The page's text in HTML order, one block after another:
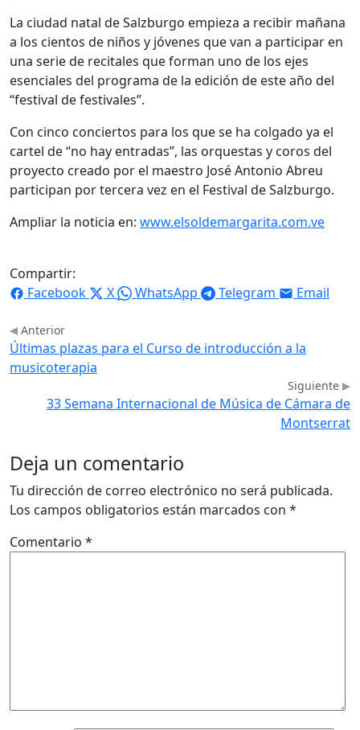
La ciudad natal de Salzburgo empieza a recibir mañana
a los cientos de niños y jóvenes que van a participar en
una serie de recitales que forman uno de los ejes
esenciales del programa de la edición de este año del
“festival de festivales”.
Con cinco conciertos para los que se ha colgado ya el
cartel de “no hay entradas”, las orquestas y coros del
proyecto creado por el maestro José Antonio Abreu
participan por tercera vez en el Festival de Salzburgo.
Ampliar la noticia en: www.elsoldemargarita.com.ve
Compartir:
Facebook
X WhatsApp Telegram Email
Anterior
Últimas plazas para el Curso de introducción a la
musicoterapia
Siguiente
33 Semana Internacional de Música de Cámara de
Montserrat
Deja un comentario
Tu dirección de correo electrónico no será publicada.
Los campos obligatorios están marcados con *
Comentario *